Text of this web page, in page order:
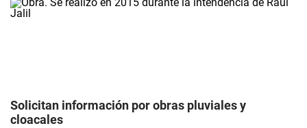
Solicitan información por obras pluviales y
cloacales